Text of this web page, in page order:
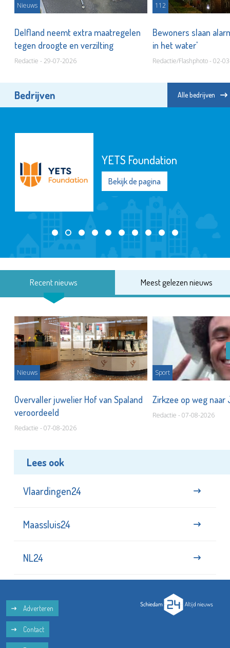
Nieuws
Delfland neemt extra maatregelen
tegen droogte en verzilting
Redactie - 29-07-2026
112
Bewoners slaan
in het water'
Redactie/Flashphoto - 02-
Bedrijven Alle bedrijven
YETS Foundation
Bekijk de pagina
Recent nieuws Meest gelezen nieuws
Nieuws
Overvaller juwelier Hof van Spaland
veroordeeld
Redactie - 07-08-2026
Sport
Zirkzee op weg
Redactie - 07-08-2026
Lees ook
Vlaardingen24
Maassluis24
NL24
Adverteren
Contact